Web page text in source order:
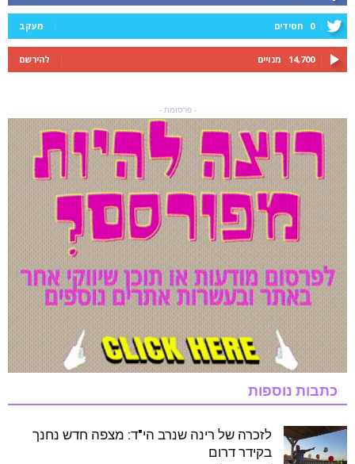
0 חסידים מעקב
14,700 מנויים להירשם
- פרסומת -
כתבות נוספות
לזכרה של רינה שנרב הי"ד: מצפה חדש נחנך
בקידר דרום